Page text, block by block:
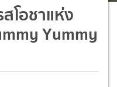
โอชาแห่ง
Yummy